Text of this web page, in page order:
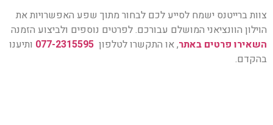
צוות ברייטנס ישמח לסייע לכם לבחור מתוך שפע האפשרויות את
הוילון הוונציאני המושלם עבורכם. לפרטים נוספים ולביצוע הזמנה
השאירו פרטים באתר, או התקשרו לטלפון 077-2315595 ותיענו
בהקדם.